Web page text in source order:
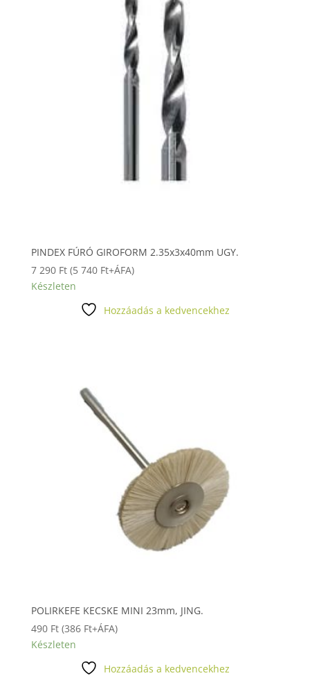
PINDEX FÚRÓ GIROFORM 2.35x3x40mm UGY.
7 290 Ft (5 740 Ft+ÁFA)
Készleten
Hozzáadás a kedvencekhez
POLIRKEFE KECSKE MINI 23mm, JING.
490 Ft (386 Ft+ÁFA)
Készleten
Hozzáadás a kedvencekhez